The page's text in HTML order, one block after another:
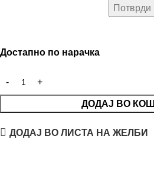
Достапно по нарачка
ДОДАЈ ВО
ДОДАЈ ВО ЛИСТА НА ЖЕЛБИ